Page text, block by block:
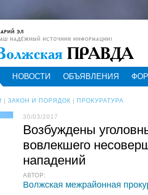
НОВОСТИ ОБЪЯВЛЕНИЯ
ЗАКОН И ПОРЯДОК ПРОКУРАТУРА
30/03/2017
Возбуждены
вовлекшего
нападений
АВТОР:
Волжская межрайонная